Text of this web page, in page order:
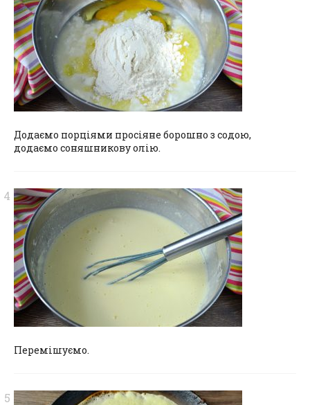
Додаємо порціями просіяне борошно з содою,
додаємо соняшникову олію.
Перемішуємо.